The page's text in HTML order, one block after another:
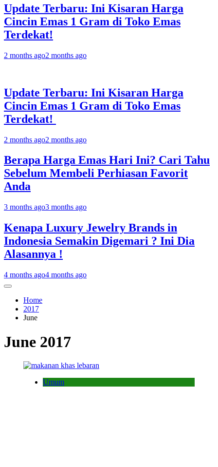
Update Terbaru: Ini Kisaran Harga
Cincin Emas 1 Gram di Toko Emas
Terdekat!
2 months ago2 months ago
Update Terbaru: Ini Kisaran Harga
Cincin Emas 1 Gram di Toko Emas
Terdekat!
2 months ago2 months ago
Berapa Harga Emas Hari Ini? Cari Tahu
Sebelum Membeli Perhiasan Favorit
Anda
3 months ago3 months ago
Kenapa Luxury Jewelry Brands in
Indonesia Semakin Digemari ? Ini Dia
Alasannya !
4 months ago4 months ago
Home
2017
June
June 2017
Umum